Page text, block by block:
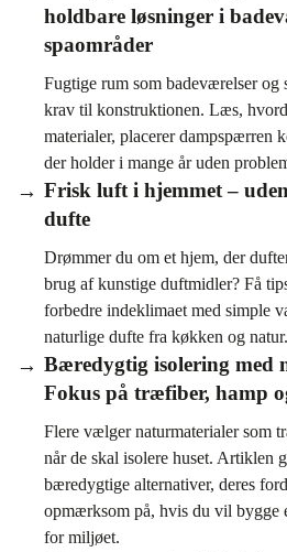
holdbare løsninger i
spaområder
Fugtige rum som badeværelser og
krav til konstruktionen. Læs,
materialer, placerer dampspærren
der holder i mange år uden
Frisk luft i hjemmet –
dufte
Drømmer du om et hjem, der
brug af kunstige duftmidler? Få
forbedre indeklimaet med simple
naturlige dufte fra køkken og natur.
Bæredygtig isolering med
Fokus på træfiber, hamp
Flere vælger naturmaterialer som
når de skal isolere huset. Artiklen
bæredygtige alternativer, deres
opmærksom på, hvis du vil bygge
for miljøet.